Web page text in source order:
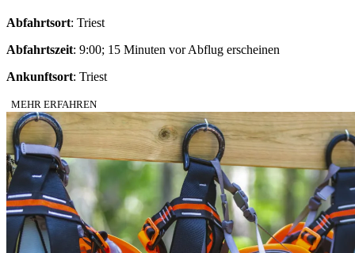
Abfahrtsort: Triest
Abfahrtszeit: 9:00; 15 Minuten vor Abflug erscheinen
Ankunftsort: Triest
MEHR ERFAHREN